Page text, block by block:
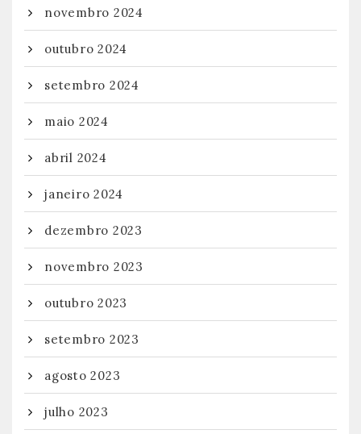
novembro 2024
outubro 2024
setembro 2024
maio 2024
abril 2024
janeiro 2024
dezembro 2023
novembro 2023
outubro 2023
setembro 2023
agosto 2023
julho 2023